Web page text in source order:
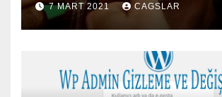
7 MART 2021 CAGSLAR